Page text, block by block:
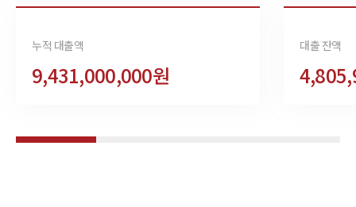
누적 대출액
9,431,000,000원
대출 잔액